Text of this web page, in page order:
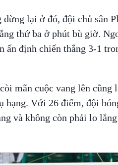
dừng lại ở đó, đội chủ sân
thứ ba ở phút bù giờ.
ấn định chiến thắng 3-1
mãn cuộc vang lên
hạng. Với 26 điểm, đội
và không còn phải lo